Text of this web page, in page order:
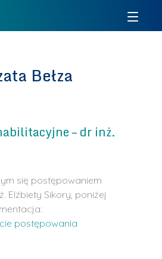
Bełza
– dr inż.
się postępowaniem
Elżbiety Sikory, poniżej
postępowania